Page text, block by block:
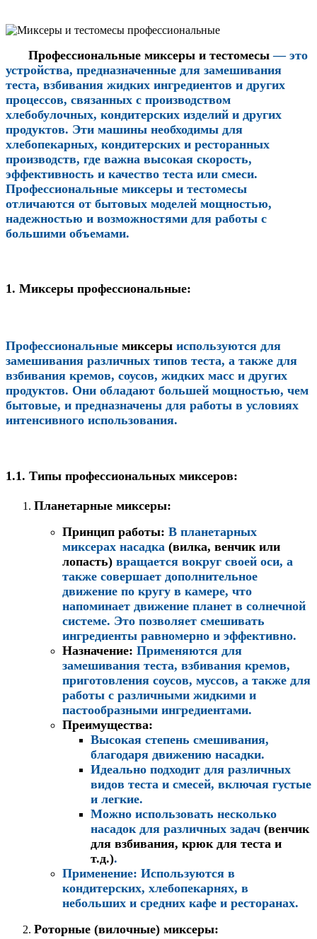
Профессиональные миксеры и тестомесы — это
устройства, предназначенные для замешивания
теста, взбивания жидких ингредиентов и других
процессов, связанных с производством
хлебобулочных, кондитерских изделий и других
продуктов. Эти машины необходимы для
хлебопекарных, кондитерских и ресторанных
производств, где важна высокая скорость,
эффективность и качество теста или смеси.
Профессиональные миксеры и тестомесы
отличаются от бытовых моделей мощностью,
надежностью и возможностями для работы с
большими объемами.
1. Миксеры профессиональные:
Профессиональные миксеры используются для
замешивания различных типов теста, а также для
взбивания кремов, соусов, жидких масс и других
продуктов. Они обладают большей мощностью, чем
бытовые, и предназначены для работы в условиях
интенсивного использования.
1.1. Типы профессиональных миксеров:
Планетарные миксеры:
Принцип работы: В планетарных
миксерах насадка (вилка, венчик или
лопасть) вращается вокруг своей оси, а
также совершает дополнительное
движение по кругу в камере, что
напоминает движение планет в солнечной
системе. Это позволяет смешивать
ингредиенты равномерно и эффективно.
Назначение: Применяются для
замешивания теста, взбивания кремов,
приготовления соусов, муссов, а также для
работы с различными жидкими и
пастообразными ингредиентами.
Преимущества:
Высокая степень смешивания,
благодаря движению насадки.
Идеально подходит для различных
видов теста и смесей, включая густые
и легкие.
Можно использовать несколько
насадок для различных задач (венчик
для взбивания, крюк для теста и
т.д.).
Применение: Используются в
кондитерских, хлебопекарнях, в
небольших и средних кафе и ресторанах.
Роторные (вилочные) миксеры: